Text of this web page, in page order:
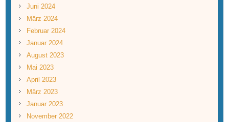
Juni 2024
März 2024
Februar 2024
Januar 2024
August 2023
Mai 2023
April 2023
März 2023
Januar 2023
November 2022